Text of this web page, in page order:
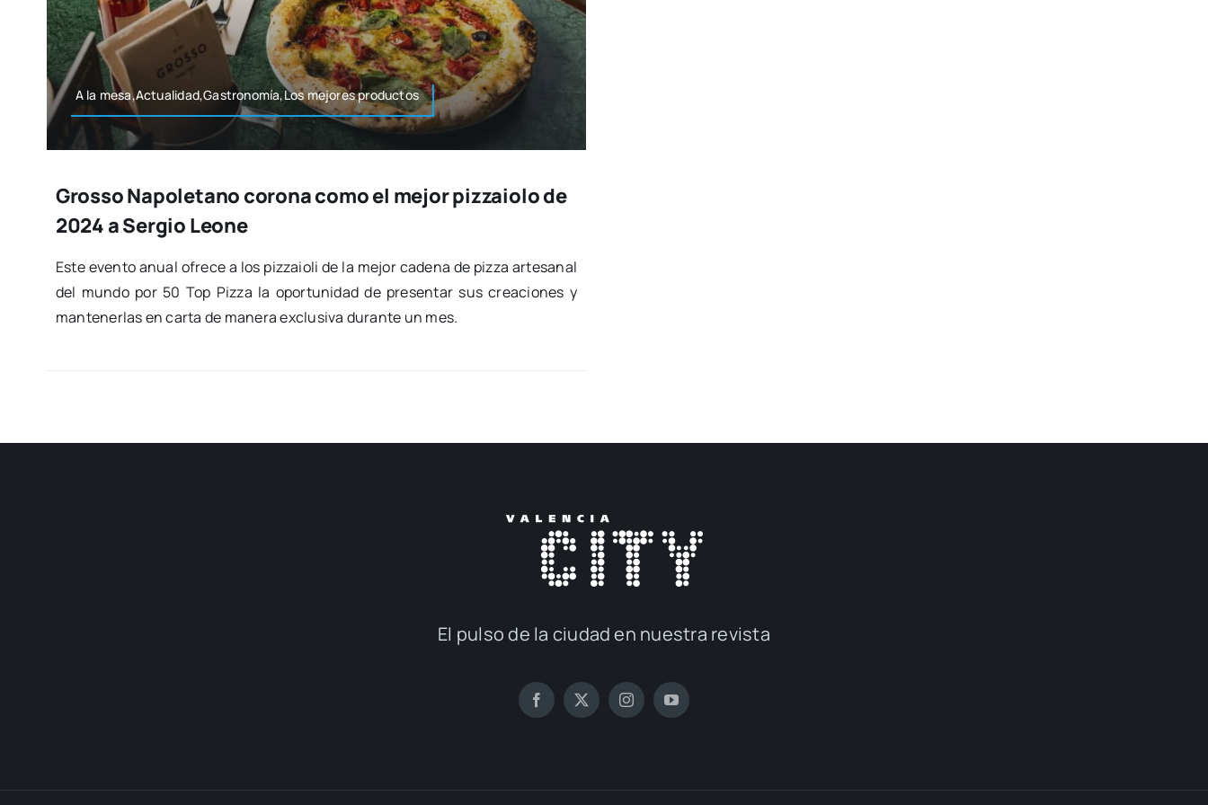
A la mesa,Actualidad,Gastronomía,Los mejo­res pro­duc­tos
Grosso Napoletano corona como el mejor pizzaiolo de
2024 a Sergio Leone
Este even­to anual ofre­ce a los piz­zaio­li de la mejor cade­na de piz­za arte­sa­nal
del mun­do por 50 Top Piz­za la opor­tu­ni­dad de pre­sen­tar sus crea­cio­nes y
man­te­ner­las en car­ta de mane­ra exclu­si­va duran­te un mes.
El pul­so de la ciu­dad en nues­tra revis­ta